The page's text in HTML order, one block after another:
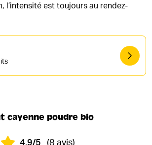
l’intensité est toujours au rendez-
cayenne poudre bio
4.9/5 (8 avis)